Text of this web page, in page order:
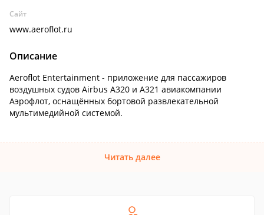
Сайт
www.aeroflot.ru
Описание
Aeroflot Entertainment - приложение для пассажиров
воздушных судов Airbus А320 и A321 авиакомпании
Аэрофлот, оснащённых бортовой развлекательной
мультимедийной системой.
Читать далее